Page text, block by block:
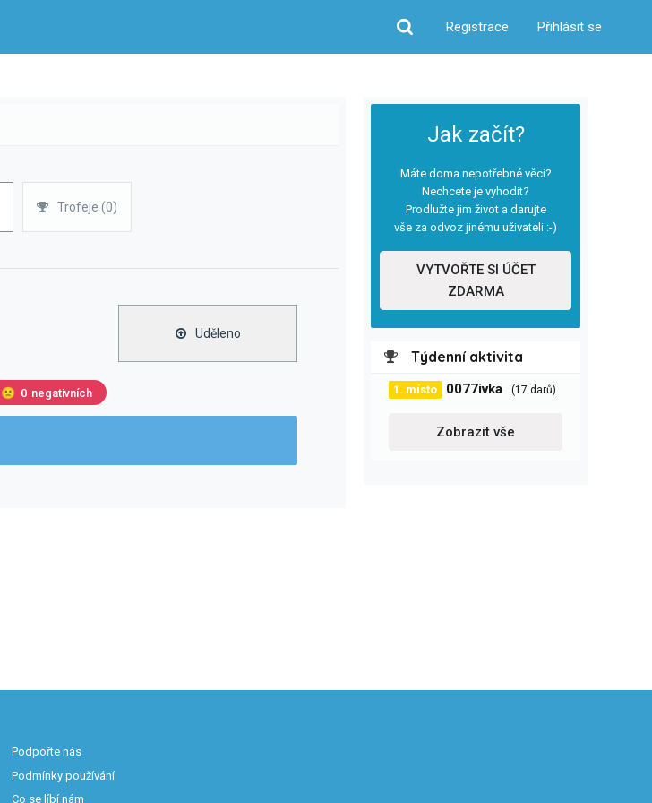
Hledat
Registrace Přihlásit se
Jak začít?
Máte doma nepotřebné věci?
Nechcete je vyhodit?
Prodlužte jim život a darujte
vše za odvoz jinému uživateli :-)
VYTVOŘTE SI ÚČET
ZDARMA
Týdenní aktivita
1. místo 0077ivka (17 darů)
Zobrazit vše
Trofeje (0)
Uděleno
🙁 0 negativních
Podpořte nás
Podmínky používání
Co se líbí nám